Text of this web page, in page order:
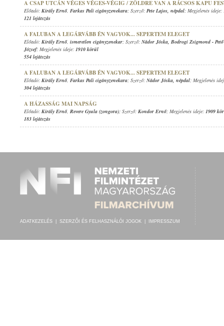
A CSAP UTCÁN VÉGES VÉGES-VÉGIG / ZÖLDRE VAN A RÁCSOS KAPU
Előadó: Király Ernő, Farkas Pali cigányzenekara; Szerző: Pete Lajos, népdal; Megjelenés ideje:
121 lejátszás
A FALUBAN A LEGÁRVÁBB ÉN VAGYOK... SEPERTEM ELEGET
Előadó: Király Ernő, ismeretlen cigányzenekar; Szerző: Nádor Jóska, Bodrogi Zsigmond -
József; Megjelenés ideje: 1910 körül
554 lejátszás
A FALUBAN A LEGÁRVÁBB ÉN VAGYOK... SEPERTEM ELEGET
Előadó: Király Ernő, Farkas Pali cigányzenekara; Szerző: Nádor Jóska, népdal; Megjelenés
304 lejátszás
A HÁZASSÁG MAI NAPSÁG
Előadó: Király Ernő, Revere Gyula (zongora); Szerző: Kondor Ernő; Megjelenés ideje: 1909
183 lejátszás
ADATKEZELÉS SZERZŐI ÉS FELHASZNÁLÓI JOGOK IMPRESSZUM